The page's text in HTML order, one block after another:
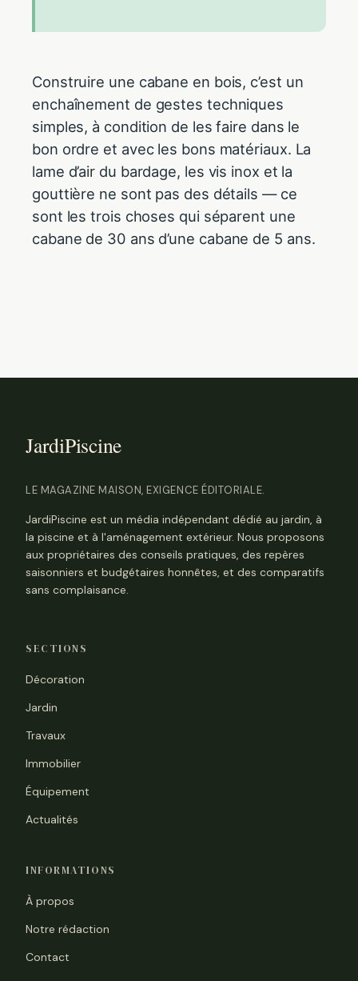
Construire une cabane en bois, c’est un
enchaînement de gestes techniques
simples, à condition de les faire dans le
bon ordre et avec les bons matériaux. La
lame d’air du bardage, les vis inox et la
gouttière ne sont pas des détails — ce
sont les trois choses qui séparent une
cabane de 30 ans d’une cabane de 5 ans.
LE MAGAZINE MAISON, EXIGENCE ÉDITORIALE.
JardiPiscine est un média indépendant dédié au jardin, à
la piscine et à l'aménagement extérieur. Nous proposons
aux propriétaires des conseils pratiques, des repères
saisonniers et budgétaires honnêtes, et des comparatifs
sans complaisance.
SECTIONS
Décoration
Jardin
Travaux
Immobilier
Équipement
Actualités
INFORMATIONS
À propos
Notre rédaction
Contact